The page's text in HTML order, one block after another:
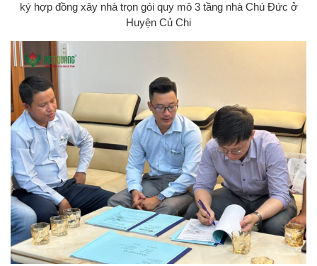
ký hợp đồng xây nhà trọn gói quy mô 3 tầng nhà Chú Đức ở
Huyện Củ Chi